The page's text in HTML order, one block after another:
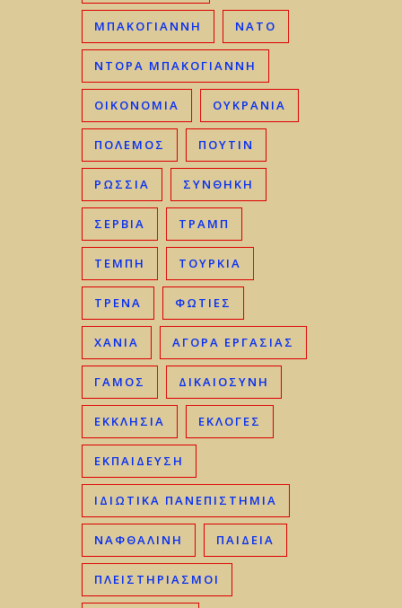
ΜΠΑΚΟΓΙΆΝΝΗ ΝΑΤΟ
ΝΤΟΡΑ ΜΠΑΚΟΓΙΑΝΝΗ
ΟΙΚΟΝΟΜΊΑ ΟΥΚΡΑΝΊΑ
ΠΟΛΕΜΟΣ ΠΟΥΤΙΝ
ΡΩΣΣΊΑ ΣΥΝΘΗΚΗ
ΣΕΡΒΊΑ ΤΡΑΜΠ
ΤΈΜΠΗ ΤΟΥΡΚΊΑ
ΤΡΈΝΑ ΦΩΤΙΈΣ
ΧΑΝΙΆ ΑΓΟΡΆ ΕΡΓΑΣΊΑΣ
ΓΑΜΟΣ ΔΙΚΑΙΟΣΎΝΗ
ΕΚΚΛΗΣΊΑ ΕΚΛΟΓΈΣ
ΕΚΠΑΊΔΕΥΣΗ
ΙΔΙΩΤΙΚΆ ΠΑΝΕΠΙΣΤΉΜΙΑ
ΝΑΦΘΑΛΊΝΗ ΠΑΙΔΕΊΑ
ΠΛΕΙΣΤΗΡΙΑΣΜΟΊ